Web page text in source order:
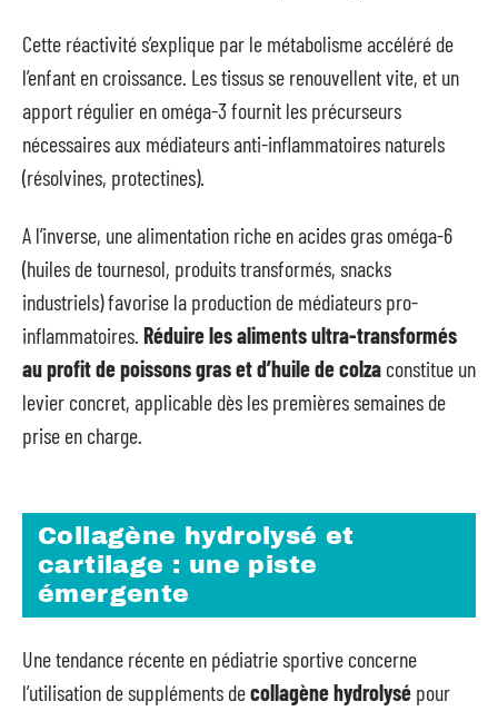
Cette réactivité s’explique par le métabolisme accéléré de
l’enfant en croissance. Les tissus se renouvellent vite, et un
apport régulier en oméga-3 fournit les précurseurs
nécessaires aux médiateurs anti-inflammatoires naturels
(résolvines, protectines).
A l’inverse, une alimentation riche en acides gras oméga-6
(huiles de tournesol, produits transformés, snacks
industriels) favorise la production de médiateurs pro-
inflammatoires. Réduire les aliments ultra-transformés
au profit de poissons gras et d’huile de colza constitue un
levier concret, applicable dès les premières semaines de
prise en charge.
Collagène hydrolysé et
cartilage : une piste
émergente
Une tendance récente en pédiatrie sportive concerne
l’utilisation de suppléments decollagène hydrolysé pour